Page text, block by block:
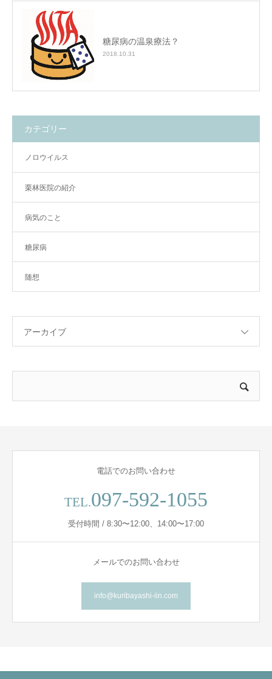
糖尿病の温泉療法？
2018.10.31
カテゴリー
ノロウイルス
栗林医院の紹介
病気のこと
糖尿病
随想
アーカイブ
電話でのお問い合わせ
TEL.097-592-1055
受付時間 / 8:30〜12:00、14:00〜17:00
メールでのお問い合わせ
info@kuribayashi-iin.com